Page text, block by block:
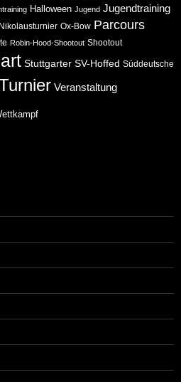
Halloween Jugend Jugendtraining
Nikolausturnier Ox-Bow Parcours
Robin-Hood-Shootout Shootout
Stuttgarter SV-Hoffed Süddeutsche
Veranstaltung